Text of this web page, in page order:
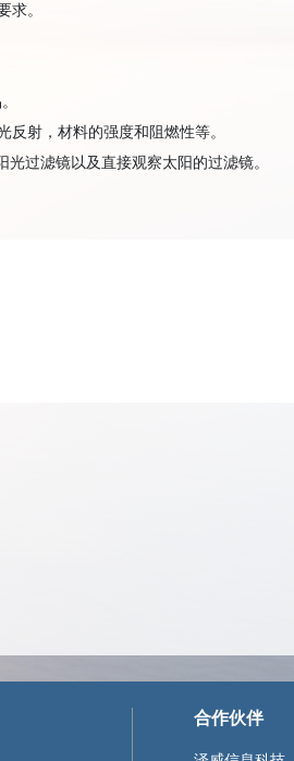
求。
射，材料的强度和阻燃性等。
过滤镜以及直接观察太阳的过滤镜。
合作伙伴